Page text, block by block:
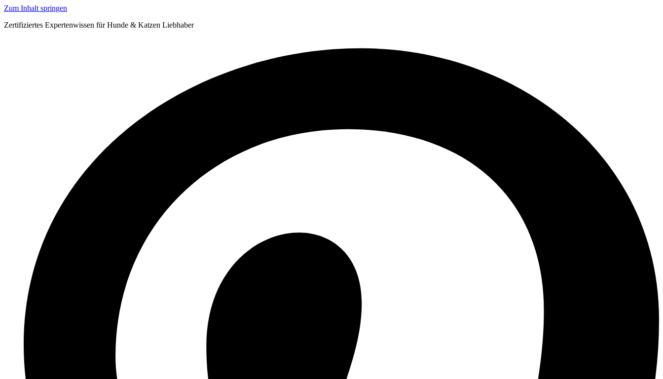
Zum Inhalt springen
Zertifiziertes Expertenwissen für Hunde & Katzen Liebhaber